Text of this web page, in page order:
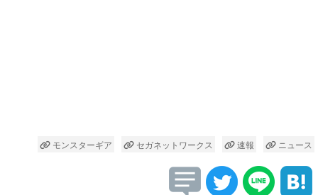
モンスターギア セガネットワークス 速報 ニュース